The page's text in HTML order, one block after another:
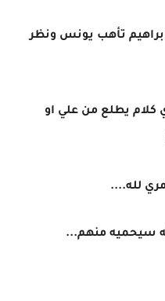
تأهب يونس ونظر
كلام يطلع من علي او
لله....
سيحميه منهم...